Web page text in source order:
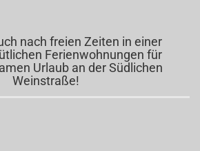
nach freien Zeiten in einer
Ferienwohnungen für
Urlaub an der Südlichen
Weinstraße!